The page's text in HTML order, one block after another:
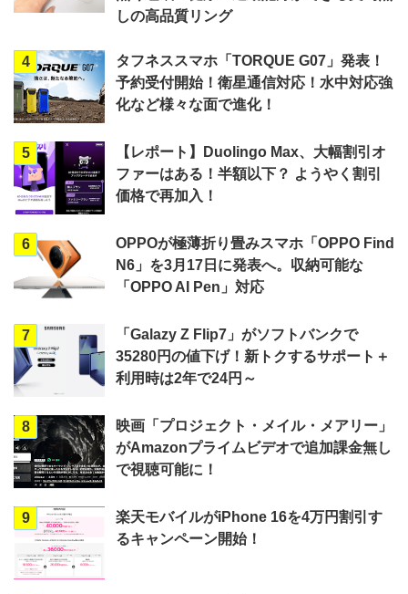
しの高品質リング
4
タフネススマホ「TORQUE G07」発表！
予約受付開始！衛星通信対応！水中対応強
化など様々な面で進化！
5
【レポート】Duolingo Max、大幅割引オ
ファーはある！半額以下？ ようやく割引
価格で再加入！
6
OPPOが極薄折り畳みスマホ「OPPO Find
N6」を3月17日に発表へ。収納可能な
「OPPO AI Pen」対応
7
「Galazy Z Flip7」がソフトバンクで
35280円の値下げ！新トクするサポート＋
利用時は2年で24円～
8
映画「プロジェクト・メイル・メアリー」
がAmazonプライムビデオで追加課金無し
で視聴可能に！
9
楽天モバイルがiPhone 16を4万円割引す
るキャンペーン開始！